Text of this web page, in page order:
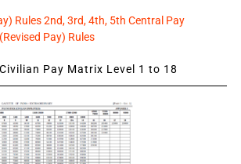
Rules 2nd, 3rd, 4th, 5th Central Pay
Pay) Rules
Pay Matrix Level 1 to 18